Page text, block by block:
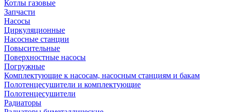
Котлы газовые
Запчасти
Насосы
Циркуляционные
Насосные станции
Повысительные
Поверхностные насосы
Погружные
Комплектующие к насосам, насосным станциям и бакам
Полотенцесушители и комплектующие
Полотенцесушители
Радиаторы